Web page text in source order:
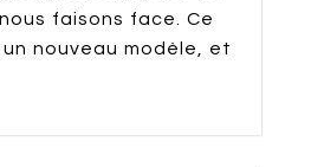
faisons face. Ce
un nouveau modèle, et